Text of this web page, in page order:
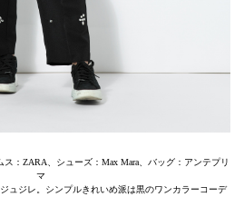
：ZARA、シューズ：Max Mara、バッグ：アンテプリ
マ
ュジレ。シンプルきれいめ派は黒のワンカラーコーデ